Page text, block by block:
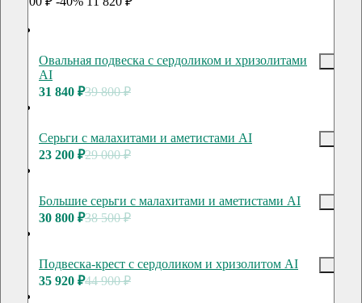
Овальная подвеска с сердоликом и хризолитами
AI
31 840 ₽39 800 ₽
Серьги c малахитами и аметистами AI
23 200 ₽29 000 ₽
Большие серьги с малахитами и аметистами AI
30 800 ₽38 500 ₽
Подвеска-крест с сердоликом и хризолитом AI
35 920 ₽44 900 ₽